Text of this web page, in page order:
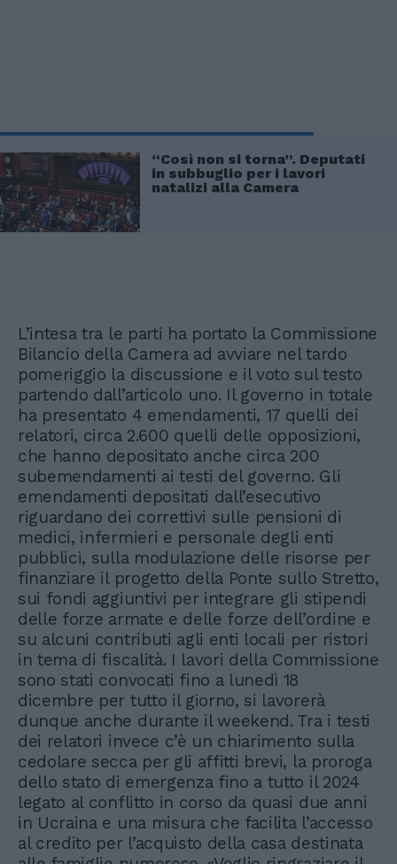
“Così non si torna”. Deputati
in subbuglio per i lavori
natalizi alla Camera
L’intesa tra le parti ha portato la Commissione
Bilancio della Camera ad avviare nel tardo
pomeriggio la discussione e il voto sul testo
partendo dall’articolo uno. Il governo in totale
ha presentato 4 emendamenti, 17 quelli dei
relatori, circa 2.600 quelli delle opposizioni,
che hanno depositato anche circa 200
subemendamenti ai testi del governo. Gli
emendamenti depositati dall’esecutivo
riguardano dei correttivi sulle pensioni di
medici, infermieri e personale degli enti
pubblici, sulla modulazione delle risorse per
finanziare il progetto della Ponte sullo Stretto,
sui fondi aggiuntivi per integrare gli stipendi
delle forze armate e delle forze dell’ordine e
su alcuni contributi agli enti locali per ristori
in tema di fiscalità. I lavori della Commissione
sono stati convocati fino a lunedì 18
dicembre per tutto il giorno, si lavorerà
dunque anche durante il weekend. Tra i testi
dei relatori invece c’è un chiarimento sulla
cedolare secca per gli affitti brevi, la proroga
dello stato di emergenza fino a tutto il 2024
legato al conflitto in corso da quasi due anni
in Ucraina e una misura che facilita l’accesso
al credito per l’acquisto della casa destinata